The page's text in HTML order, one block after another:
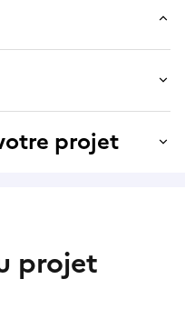
projet
projet